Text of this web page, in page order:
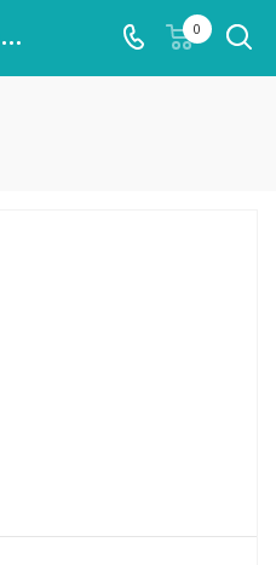
Пряжа в мотках Angora Soft оптом от kutnor.ru 0